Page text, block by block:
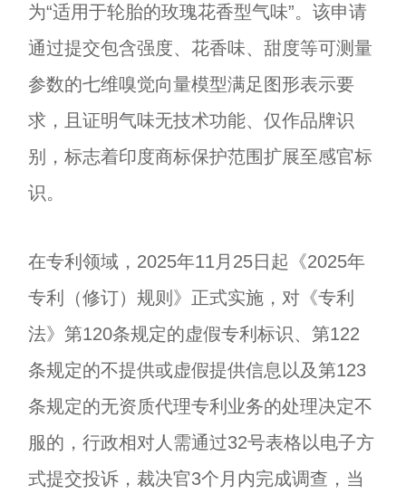
为“适用于轮胎的玫瑰花香型气味”。该申请
通过提交包含强度、花香味、甜度等可测量
参数的七维嗅觉向量模型满足图形表示要
求，且证明气味无技术功能、仅作品牌识
别，标志着印度商标保护范围扩展至感官标
识。
在专利领域，2025年11月25日起《2025年
专利（修订）规则》正式实施，对《专利
法》第120条规定的虚假专利标识、第122
条规定的不提供或虚假提供信息以及第123
条规定的无资质代理专利业务的处理决定不
服的，行政相对人需通过32号表格以电子方
式提交投诉，裁决官3个月内完成调查，当